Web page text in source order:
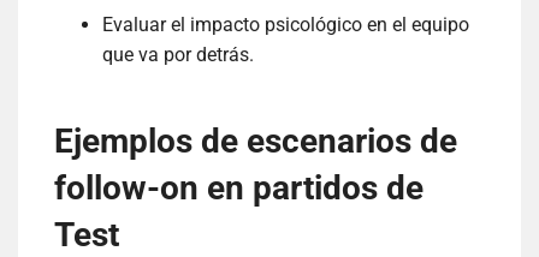
Evaluar el impacto psicológico en el equipo
que va por detrás.
Ejemplos de escenarios de
follow-on en partidos de
Test